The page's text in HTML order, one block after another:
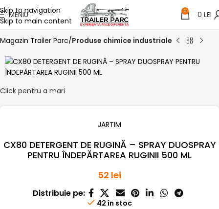
Skip to navigation
Skip to main content
MENIU 0 0 LEI
Magazin Trailer Parc Produse chimice industriale
Click pentru a mari
JARTIM
CX80 DETERGENT DE RUGINĂ – SPRAY DUOSPRAY
PENTRU ÎNDEPĂRTAREA RUGINII 500 ML
52 lei
Distribuie pe:
42 în stoc